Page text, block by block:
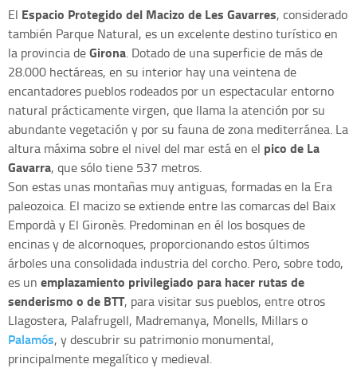
El Espacio Protegido del Macizo de Les Gavarres, considerado
también Parque Natural, es un excelente destino turístico en
la provincia deGirona. Dotado de una superficie de más de
28.000 hectáreas, en su interior hay una veintena de
encantadores pueblos rodeados por un espectacular entorno
natural prácticamente virgen, que llama la atención por su
abundante vegetación y por su fauna de zona mediterránea. La
altura máxima sobre el nivel del mar está en el pico de La
Gavarra, que sólo tiene 537 metros.
Son estas unas montañas muy antiguas, formadas en la Era
paleozoica. El macizo se extiende entre las comarcas del Baix
Empordà y El Gironès. Predominan en él los bosques de
encinas y de alcornoques, proporcionando estos últimos
árboles una consolidada industria del corcho. Pero, sobre todo,
es un emplazamiento privilegiado para hacer rutas de
senderismo o de BTT, para visitar sus pueblos, entre otros
Llagostera, Palafrugell, Madremanya, Monells, Millars o
Palamós, y descubrir su patrimonio monumental,
principalmente megalítico y medieval.